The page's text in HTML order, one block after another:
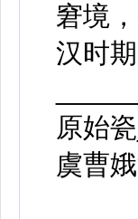
窘境
汉时
原始
虞曹